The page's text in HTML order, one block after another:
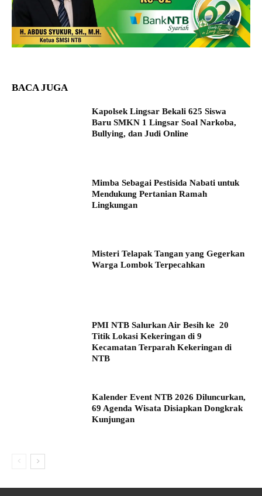
BACA JUGA
Kapolsek Lingsar Bekali 625 Siswa
Baru SMKN 1 Lingsar Soal Narkoba,
Bullying, dan Judi Online
Mimba Sebagai Pestisida Nabati untuk
Mendukung Pertanian Ramah
Lingkungan
Misteri Telapak Tangan yang Gegerkan
Warga Lombok Terpecahkan
PMI NTB Salurkan Air Besih ke 20
Titik Lokasi Kekeringan di 9
Kecamatan Terparah Kekeringan di
NTB
Kalender Event NTB 2026 Diluncurkan,
69 Agenda Wisata Disiapkan Dongkrak
Kunjungan